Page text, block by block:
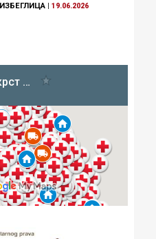
ИЗБЕГЛИЦА |19.06.2026